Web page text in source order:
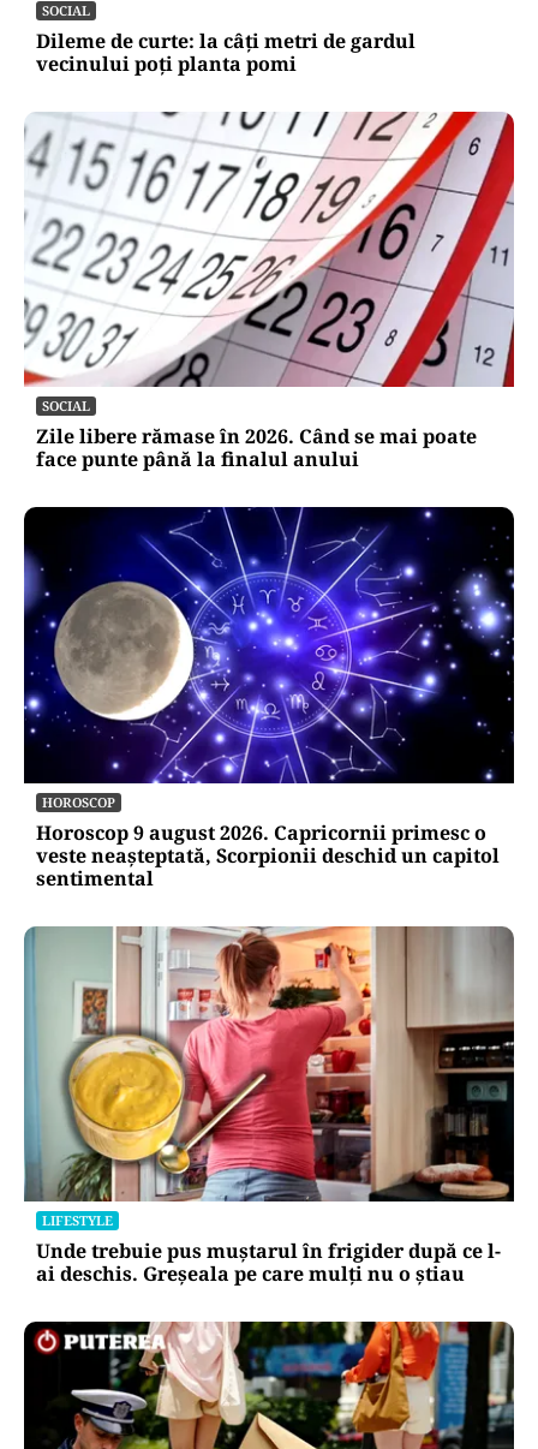
SOCIAL
Dileme de curte: la câți metri de gardul
vecinului poți planta pomi
SOCIAL
Zile libere rămase în 2026. Când se mai poate
face punte până la finalul anului
HOROSCOP
Horoscop 9 august 2026. Capricornii primesc o
veste neașteptată, Scorpionii deschid un capitol
sentimental
LIFESTYLE
Unde trebuie pus muștarul în frigider după ce l-
ai deschis. Greșeala pe care mulți nu o știau